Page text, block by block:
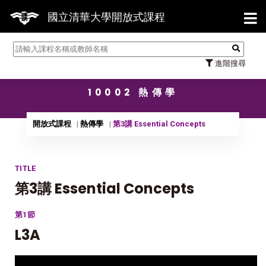
國立清華大學開放式課程
進階搜尋
【
10002 熱傳學
開放式課程 熱傳學 第3講 Essential Concepts
TITLE
第3講 Essential Concepts
第1節
L3A